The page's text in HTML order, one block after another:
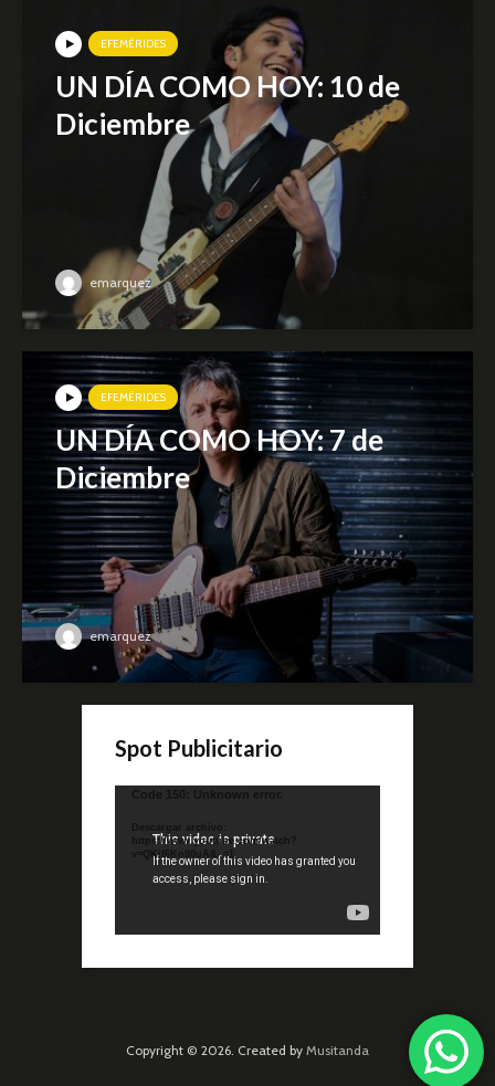
EFEMÉRIDES
UN DÍA COMO HOY: 10 de
Diciembre
emarquez
EFEMÉRIDES
UN DÍA COMO HOY: 7 de
Diciembre
emarquez
Spot Publicitario
Reproductor
video
Code 150: Unknown error.
Descargar archivo:
https://www.youtube.com/watch?
v=QKif6Ko80uA&_=1
Copyright © 2026. Created by Musitanda